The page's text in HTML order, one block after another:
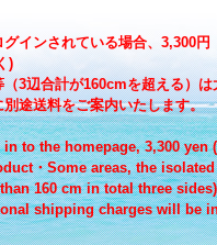
インされている場合、3,300円
)
3辺合計が160cmを超える）
途送料をご案内いたします。
to the homepage, 3,300
・Some areas, the
160 cm in total three
shipping charges will be